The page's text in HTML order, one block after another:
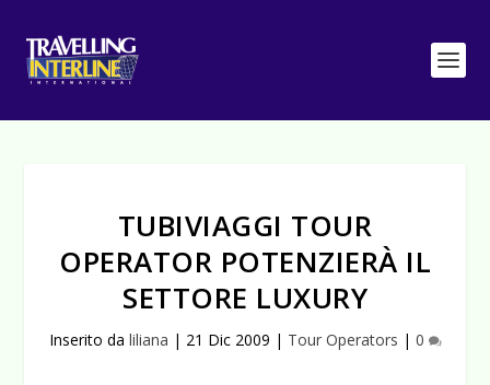
TUBIVIAGGI TOUR
OPERATOR POTENZIERÀ IL
SETTORE LUXURY
Inserito da liliana | 21 Dic 2009 | Tour Operators | 0